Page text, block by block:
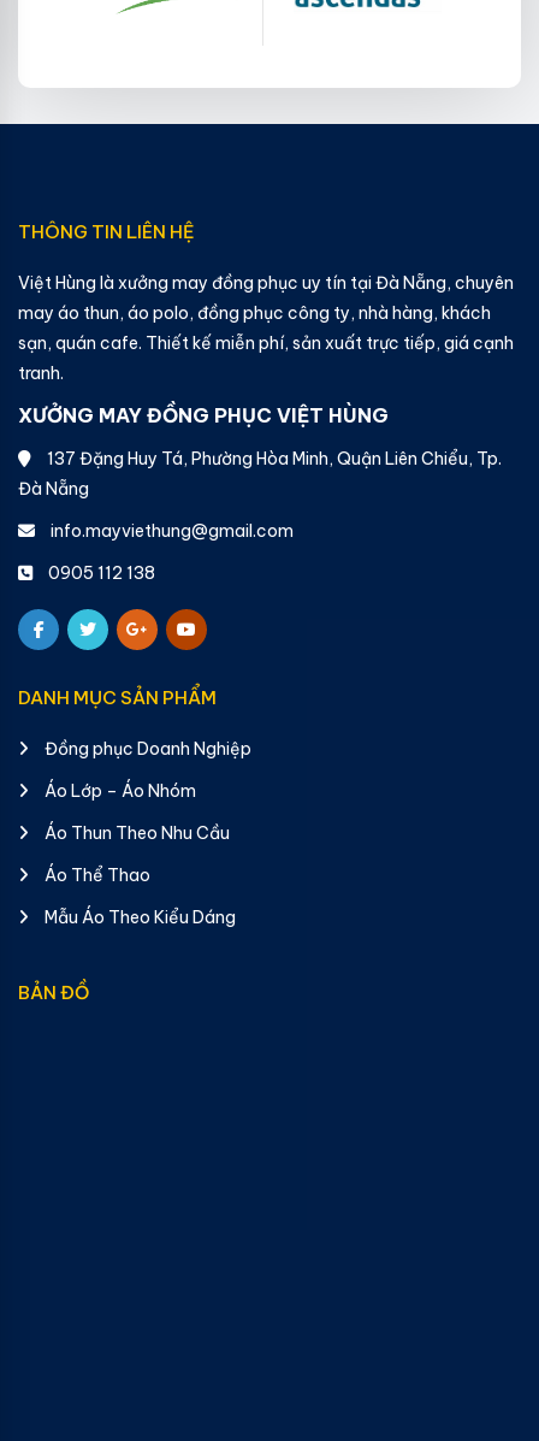
THÔNG TIN LIÊN HỆ
Việt Hùng là xưởng may đồng phục uy tín tại Đà Nẵng, chuyên
may áo thun, áo polo, đồng phục công ty, nhà hàng, khách
sạn, quán cafe. Thiết kế miễn phí, sản xuất trực tiếp, giá cạnh
tranh.
XƯỞNG MAY ĐỒNG PHỤC VIỆT HÙNG
137 Đặng Huy Tá, Phường Hòa Minh, Quận Liên Chiểu, Tp.
Đà Nẵng
info.mayviethung@gmail.com
0905 112 138
DANH MỤC SẢN PHẨM
Đồng phục Doanh Nghiệp
Áo Lớp – Áo Nhóm
Áo Thun Theo Nhu Cầu
Áo Thể Thao
Mẫu Áo Theo Kiểu Dáng
BẢN ĐỒ